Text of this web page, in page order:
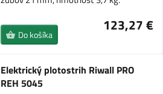
123,27 €
Do košíka
Elektrický plotostrih Riwall PRO
REH 5045